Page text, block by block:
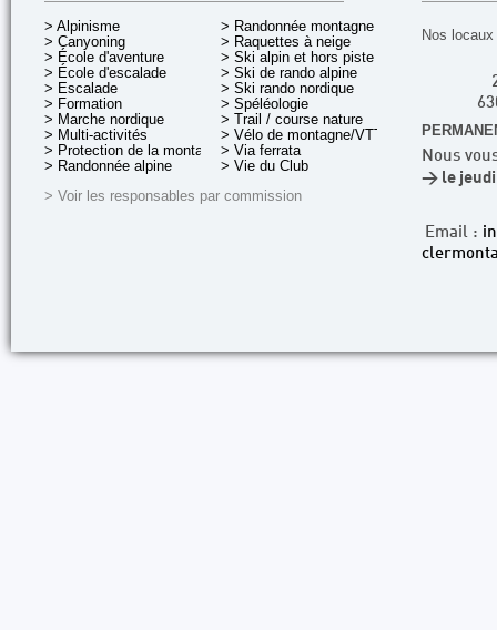
> Alpinisme
> Canyoning
> École d'aventure
> École d'escalade
> Escalade
> Formation
> Marche nordique
> Multi-activités
> Protection de la montagne
> Randonnée alpine
> Randonnée montagne
> Raquettes à neige
> Ski alpin et hors piste
> Ski de rando alpine
> Ski rando nordique
> Spéléologie
> Trail / course nature
> Vélo de montagne/VTT
> Via ferrata
> Vie du Club
> Voir les responsables par commission
Nos
Nous
> le jeudi
Email :